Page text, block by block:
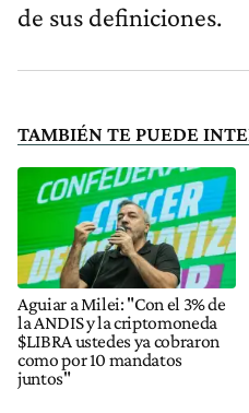
de sus definiciones.
TAMBIÉN TE PUEDE
Aguiar a Milei: "Con el 3% de
la ANDIS y la criptomoneda
$LIBRA ustedes ya cobraron
como por 10 mandatos
juntos"